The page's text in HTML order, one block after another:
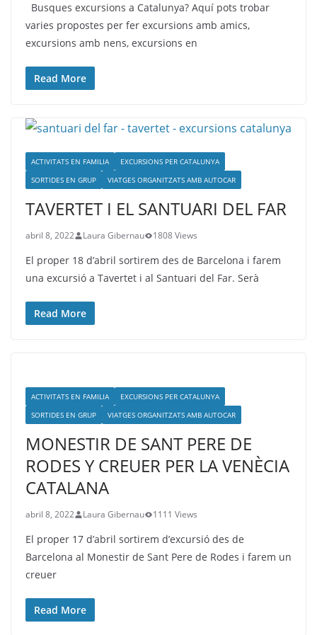
Busques excursions a Catalunya? Aquí pots trobar
varies propostes per fer excursions amb amics,
excursions amb nens, excursions en
Read More
ACTIVITATS EN FAMILIA
EXCURSIONS PER CATALUNYA
SORTIDES EN GRUP
VIATGES ORGANITZATS AMB AUTOCAR
TAVERTET I EL SANTUARI DEL FAR
abril 8, 2022 Laura Gibernau 1808 Views
El proper 18 d’abril sortirem des de Barcelona i farem
una excursió a Tavertet i al Santuari del Far. Serà
Read More
ACTIVITATS EN FAMILIA
EXCURSIONS PER CATALUNYA
SORTIDES EN GRUP
VIATGES ORGANITZATS AMB AUTOCAR
MONESTIR DE SANT PERE DE
RODES Y CREUER PER LA VENÈCIA
CATALANA
abril 8, 2022 Laura Gibernau 1111 Views
El proper 17 d’abril sortirem d’excursió des de
Barcelona al Monestir de Sant Pere de Rodes i farem un
creuer
Read More